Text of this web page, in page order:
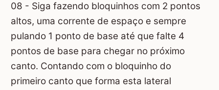
08 - Siga fazendo bloquinhos com 2 pontos
altos, uma corrente de espaço e sempre
pulando 1 ponto de base até que falte 4
pontos de base para chegar no próximo
canto. Contando com o bloquinho do
primeiro canto que forma esta lateral